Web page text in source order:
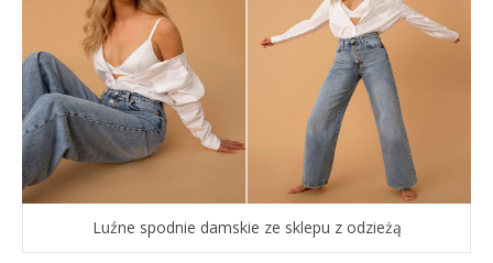
Luźne spodnie damskie ze sklepu z odzieżą